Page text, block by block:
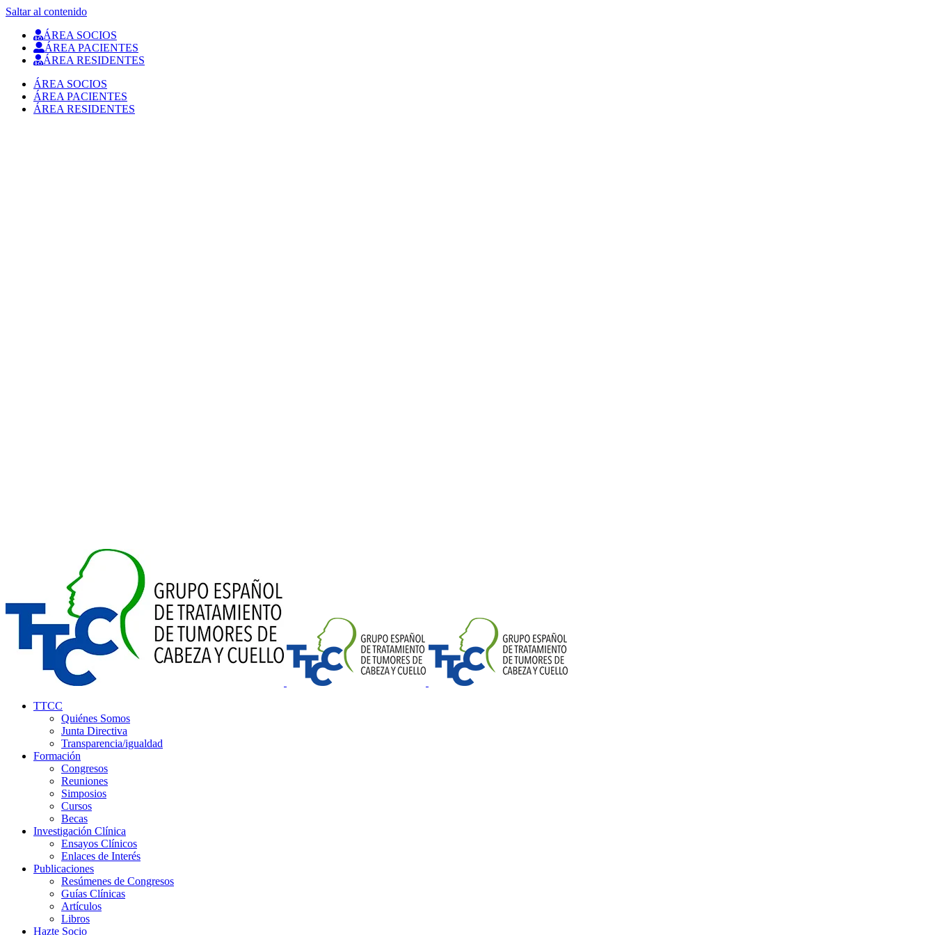
Saltar al contenido
ÁREA SOCIOS
ÁREA PACIENTES
ÁREA RESIDENTES
ÁREA SOCIOS
ÁREA PACIENTES
ÁREA RESIDENTES
TTCC
Quiénes Somos
Junta Directiva
Transparencia/igualdad
Formación
Congresos
Reuniones
Simposios
Cursos
Becas
Investigación Clínica
Ensayos Clínicos
Enlaces de Interés
Publicaciones
Resúmenes de Congresos
Guías Clínicas
Artículos
Libros
Hazte Socio